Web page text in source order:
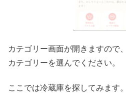
カテゴリー画面が開きますので
カテゴリーを選んでください。
ここでは冷蔵庫を探してみます。